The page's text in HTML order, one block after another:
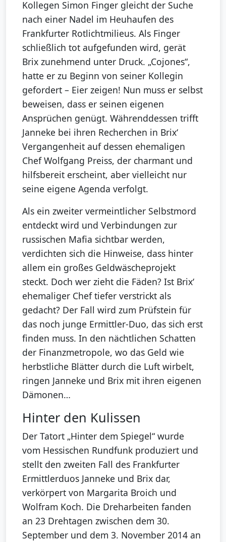
Kollegen Simon Finger gleicht der Suche
nach einer Nadel im Heuhaufen des
Frankfurter Rotlichtmilieus. Als Finger
schließlich tot aufgefunden wird, gerät
Brix zunehmend unter Druck. „Cojones“,
hatte er zu Beginn von seiner Kollegin
gefordert – Eier zeigen! Nun muss er selbst
beweisen, dass er seinen eigenen
Ansprüchen genügt. Währenddessen trifft
Janneke bei ihren Recherchen in Brix‘
Vergangenheit auf dessen ehemaligen
Chef Wolfgang Preiss, der charmant und
hilfsbereit erscheint, aber vielleicht nur
seine eigene Agenda verfolgt.
Als ein zweiter vermeintlicher Selbstmord
entdeckt wird und Verbindungen zur
russischen Mafia sichtbar werden,
verdichten sich die Hinweise, dass hinter
allem ein großes Geldwäscheprojekt
steckt. Doch wer zieht die Fäden? Ist Brix‘
ehemaliger Chef tiefer verstrickt als
gedacht? Der Fall wird zum Prüfstein für
das noch junge Ermittler-Duo, das sich erst
finden muss. In den nächtlichen Schatten
der Finanzmetropole, wo das Geld wie
herbstliche Blätter durch die Luft wirbelt,
ringen Janneke und Brix mit ihren eigenen
Dämonen…
Hinter den Kulissen
Der Tatort „Hinter dem Spiegel“ wurde
vom Hessischen Rundfunk produziert und
stellt den zweiten Fall des Frankfurter
Ermittlerduos Janneke und Brix dar,
verkörpert von Margarita Broich und
Wolfram Koch. Die Dreharbeiten fanden
an 23 Drehtagen zwischen dem 30.
September und dem 3. November 2014 an